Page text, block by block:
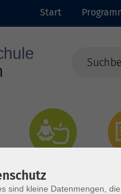
Start
sind kleine Datenmengen,